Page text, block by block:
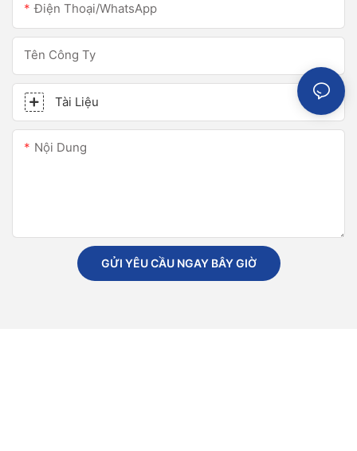
Điện Thoại/WhatsApp
Tên Công Ty
Tài Liệu
Nội Dung
GỬI YÊU CẦU NGAY BÂY GIỜ